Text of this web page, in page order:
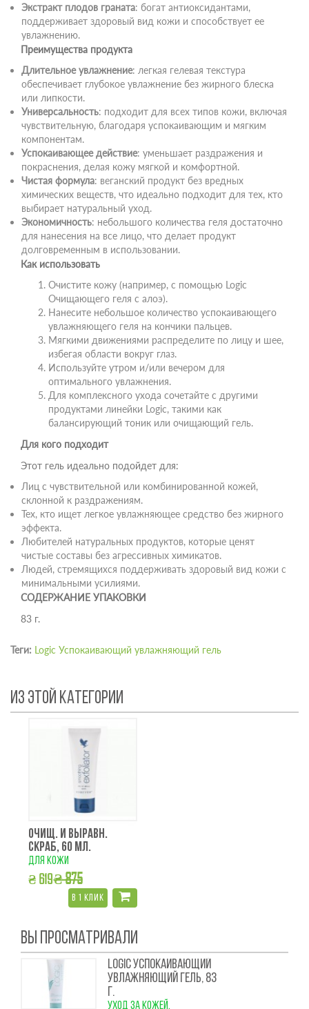
Экстракт плодов граната: богат антиоксидантами,
поддерживает здоровый вид кожи и способствует ее
увлажнению.
Преимущества продукта
Длительное увлажнение: легкая гелевая текстура
обеспечивает глубокое увлажнение без жирного блеска
или липкости.
Универсальность: подходит для всех типов кожи, включая
чувствительную, благодаря успокаивающим и мягким
компонентам.
Успокаивающее действие: уменьшает раздражения и
покраснения, делая кожу мягкой и комфортной.
Чистая формула: веганский продукт без вредных
химических веществ, что идеально подходит для тех, кто
выбирает натуральный уход.
Экономичность: небольшого количества геля достаточно
для нанесения на все лицо, что делает продукт
долговременным в использовании.
Как использовать
Очистите кожу (например, с помощью Logic
Очищающего геля с алоэ).
Нанесите небольшое количество успокаивающего
увлажняющего геля на кончики пальцев.
Мягкими движениями распределите по лицу и шее,
избегая области вокруг глаз.
Используйте утром и/или вечером для
оптимального увлажнения.
Для комплексного ухода сочетайте с другими
продуктами линейки Logic, такими как
балансирующий тоник или очищающий гель.
Для кого подходит
Этот гель идеально подойдет для:
Лиц с чувствительной или комбинированной кожей,
склонной к раздражениям.
Тех, кто ищет легкое увлажняющее средство без жирного
эффекта.
Любителей натуральных продуктов, которые ценят
чистые составы без агрессивных химикатов.
Людей, стремящихся поддерживать здоровый вид кожи с
минимальными усилиями.
СОДЕРЖАНИЕ УПАКОВКИ
83 г.
Теги: Logic Успокаивающий увлажняющий гель
ИЗ ЭТОЙ КАТЕГОРИИ
ОЧИЩ. И ВЫРАВН.
СКРАБ, 60 МЛ.
для кожи
₴ 619₴ 875
в 1 клик
ВЫ ПРОСМАТРИВАЛИ
LOGIC УСПОКАИВАЮЩИЙ
УВЛАЖНЯЮЩИЙ ГЕЛЬ, 83
Г.
уход за кожей,